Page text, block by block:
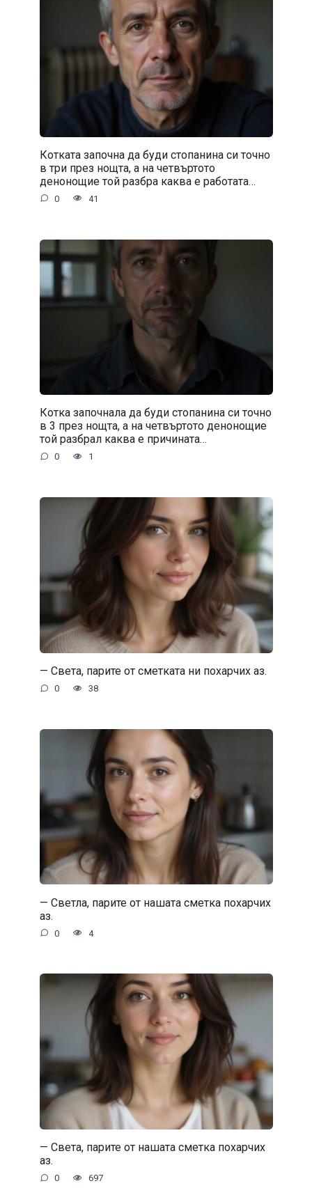
Котката започна да буди стопанина си точно
в три през нощта, а на четвъртото
денонощие той разбра каква е работата…
0 41
Котка започнала да буди стопанина си точно
в 3 през нощта, а на четвъртото денонощие
той разбрал каква е причината…
0 1
— Света, парите от сметката ни похарчих аз.
0 38
— Светла, парите от нашата сметка похарчих
аз.
0 4
— Света, парите от нашата сметка похарчих
аз.
0 697